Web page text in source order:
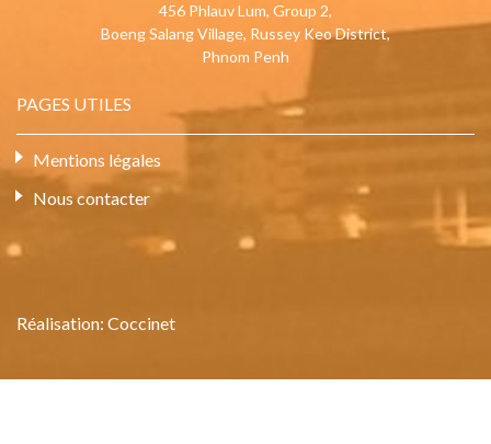
456 Phlauv Lum, Group 2,
Boeng Salang Village, Russey Keo District,
Phnom Penh
PAGES UTILES
Mentions légales
Nous contacter
Réalisation: Coccinet